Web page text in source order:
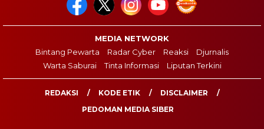
MEDIA NETWORK
Bintang Pewarta
Radar Cyber Reaksi
Djurnalis
Warta Saburai
Tinta Informasi Liputan Terkini
REDAKSI KODE ETIK
DISCLAIMER
PEDOMAN MEDIA SIBER